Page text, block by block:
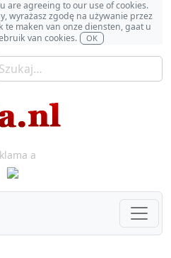
are agreeing to our use of cookies.
wyrażasz zgodę na używanie przez
te maken van onze diensten, gaat u
van cookies.
OK
a